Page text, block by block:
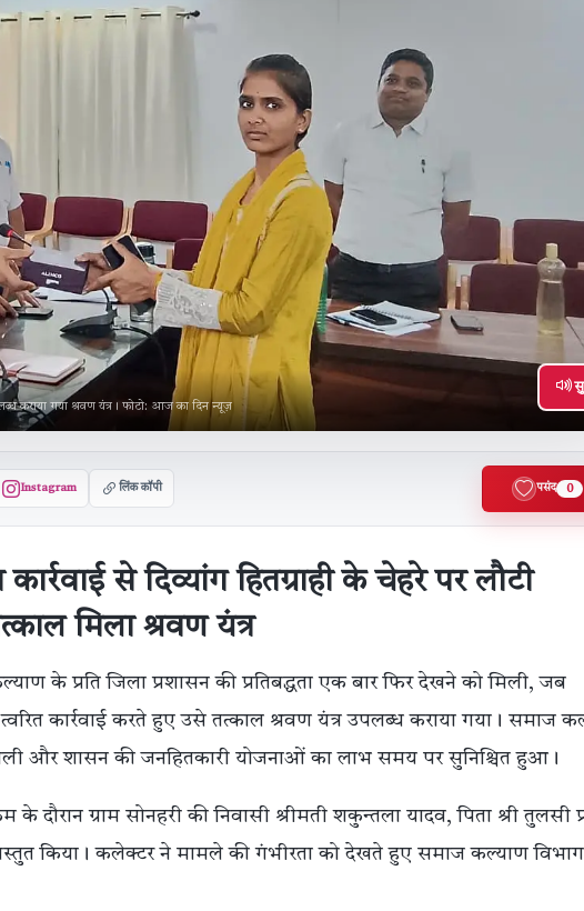
कराया गया श्रवण यंत्र। फोटो: आज का दिन न्यूज़
Instagram लिंक कॉपी पसंद 0
से दिव्यांग हितग्राही के चेहरे पर लौटी
मिला श्रवण यंत्र
के प्रति जिला प्रशासन की प्रतिबद्धता एक बार फिर देखने को मिली, जब
त्वरित कार्रवाई करते हुए उसे तत्काल श्रवण यंत्र उपलब्ध कराया गया। समाज
और शासन की जनहितकारी योजनाओं का लाभ समय पर सुनिश्चित हुआ।
ग्राम सोनहरी की निवासी श्रीमती शकुन्तला यादव, पिता श्री तुलसी
किया। कलेक्टर ने मामले की गंभीरता को देखते हुए समाज कल्याण